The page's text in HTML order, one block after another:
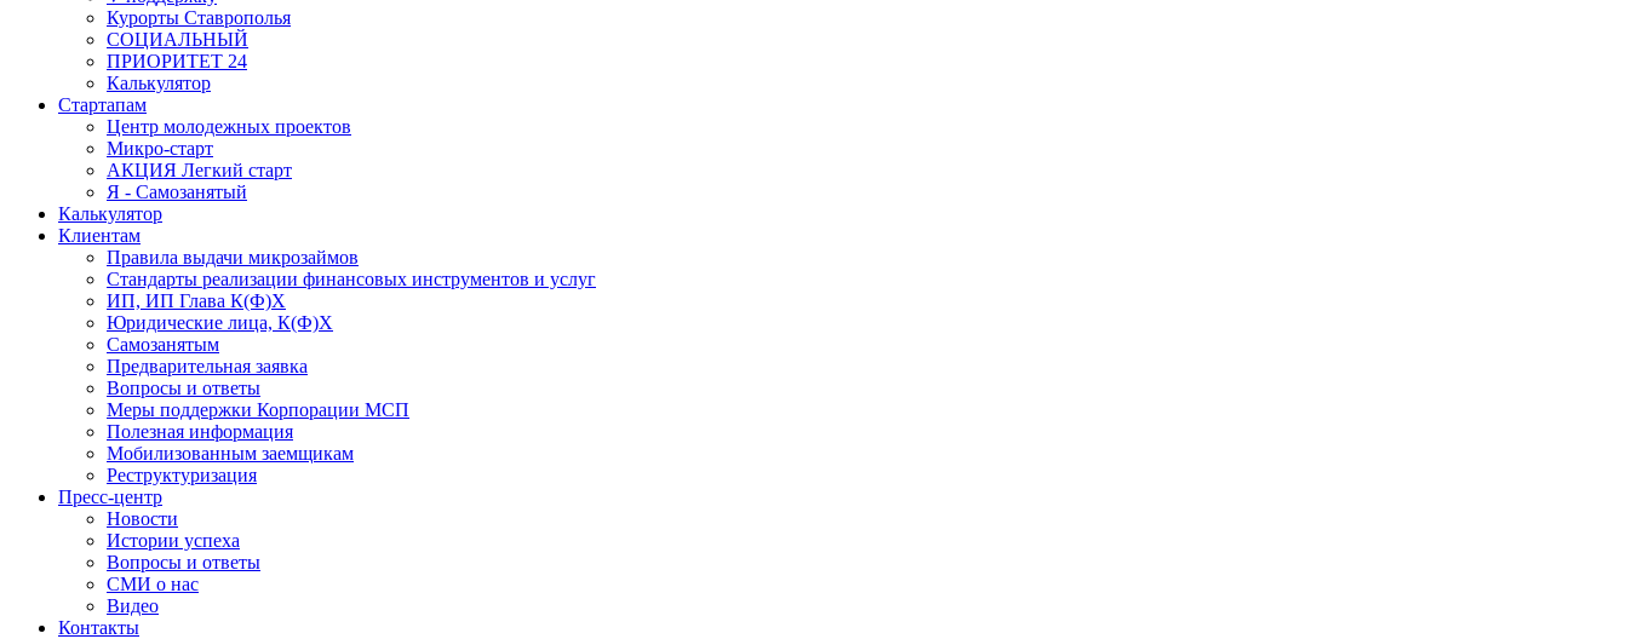
Курорты Ставрополья
СОЦИАЛЬНЫЙ
ПРИОРИТЕТ 24
Калькулятор
Стартапам
Центр молодежных проектов
Микро-старт
АКЦИЯ Легкий старт
Я - Самозанятый
Калькулятор
Клиентам
Правила выдачи микрозаймов
Стандарты реализации финансовых инструментов и услуг
ИП, ИП Глава К(Ф)Х
Юридические лица, К(Ф)Х
Самозанятым
Предварительная заявка
Вопросы и ответы
Меры поддержки Корпорации МСП
Полезная информация
Мобилизованным заемщикам
Реструктуризация
Пресс-центр
Новости
Истории успеха
Вопросы и ответы
СМИ о нас
Видео
Контакты